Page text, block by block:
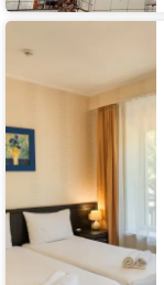
Гостевой
дом